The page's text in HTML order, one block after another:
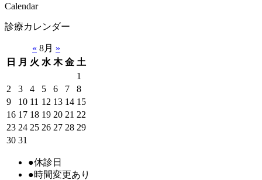
Calendar
診療カレンダー
« 8月 »
日
月 火 水 木 金 土
1
2
3 4 5 6 7
8
9
10 11 12 13 14 15
16 17 18 19 20 21 22
23 24 25 26 27 28 29
30 31
●休診日
●時間変更あり